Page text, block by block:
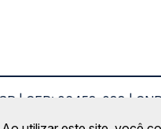
| CEP: 06453-038 |